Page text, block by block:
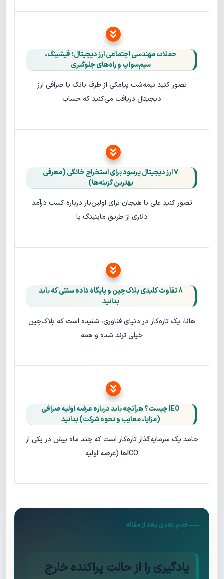
حملات مهندسی اجتماعی ارز دیجیتال: فیشینگ،
سیم‌سواپ و راه‌های جلوگیری
تصور کنید نیمه‌شب پیامکی از طرف بانک یا صرافی ارز
دیجیتال دریافت می‌کنید که حساب
۷ ارز دیجیتال پرسود برای استخراج خانگی (معرفی
بهترین گزینه‌ها)
تصور کنید علی با هیجان برای اولین‌بار درباره کسب درآمد
دلاری از طریق ماینینگ یا
۸ تفاوت کلیدی بلاک‌چین و پایگاه‌ داده سنتی که باید
بدانید
هانا، یک تازه‌کار در دنیای فناوری، شنیده است که بلاک‌چین
خیلی ترند شده و همه
IEO چیست؟ هرآنچه باید درباره عرضه اولیه صرافی
(مزایا، معایب و نحوه شرکت) بدانید
حامد یک سرمایه‌گذار تازه‌کار است که چند ماه پیش در یکی از
ICOها (عرضه اولیه
قدم بعدی بعد از مقاله
یادگیری را از حالت پراکنده خارج